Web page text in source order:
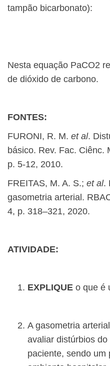
tampão bicarbonato):
Nesta equação PaCO2
de dióxido de carbono.
FONTES:
FURONI, R. M. et al.
básico. Rev. Fac. Ciênc.
p. 5-12, 2010.
FREITAS, M. A. S.; et al.
gasometria arterial.
4, p. 318–321, 2020.
ATIVIDADE:
EXPLIQUE o que é
A gasometria
avaliar distúrbios
paciente, sendo um